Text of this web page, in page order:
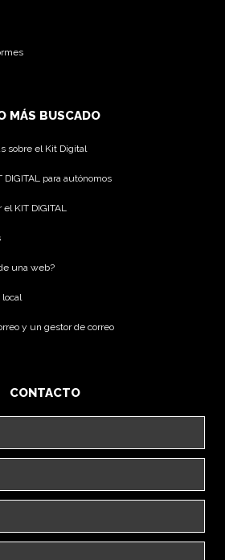
MÁS BUSCADO
sobre el Kit Digital
DIGITAL para autónomos
KIT DIGITAL
una web?
local
y un gestor de correo
CONTACTO